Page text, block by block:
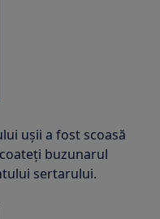
ușii a fost scoasă
buzunarul
sertarului.